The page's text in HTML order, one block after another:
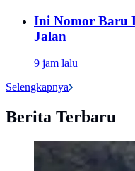
Ini Nomor Baru
Jalan
9 jam lalu
Selengkapnya
Berita Terbaru